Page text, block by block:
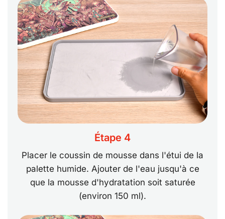
Étape 4
Placer le coussin de mousse dans l'étui de la
palette humide. Ajouter de l'eau jusqu'à ce
que la mousse d'hydratation soit saturée
(environ 150 ml).